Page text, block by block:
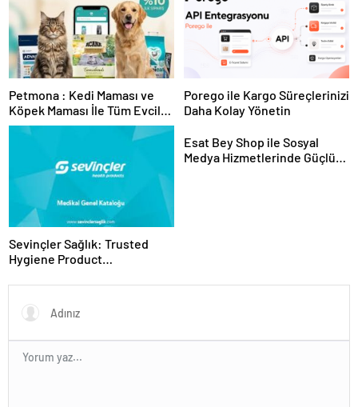
Petmona : Kedi Maması ve
Köpek Maması İle Tüm Evcil
Hayvan Ürünleri
Porego ile Kargo Süreçlerinizi
Daha Kolay Yönetin
Sevinçler Sağlık: Trusted
Hygiene Product
Esat Bey Shop ile Sosyal
Medya Hizmetlerinde Güçlü